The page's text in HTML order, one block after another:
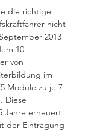
die richtige
nicht
2013
10.
von
im
Module zu je 7
Diese
Jahre erneuert
der Eintragung